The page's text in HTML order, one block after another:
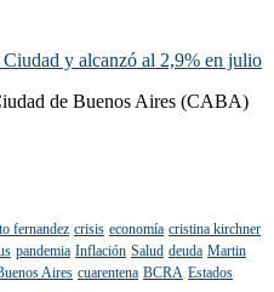
y alcanzó al 2,9% en julio
de Buenos Aires (CABA)
fernandez crisis economía cristina kirchner
pandemia Inflación Salud deuda Martin
Aires cuarentena BCRA Estados